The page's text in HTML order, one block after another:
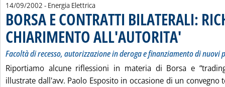
14/09/2002 - Energia Elettrica
BORSA E CONTRATTI BILATERALI:
CHIARIMENTO ALL'AUTORITA'
Facoltà di recesso, autorizzazione in deroga e finanziamento di nuovi
Riportiamo alcune riflessioni in materia di Borsa e
illustrate dall'avv. Paolo Esposito in occasione di un convegno